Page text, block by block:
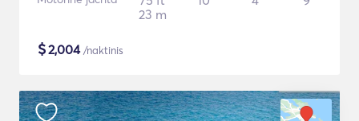
23 m
$2,004/naktinis